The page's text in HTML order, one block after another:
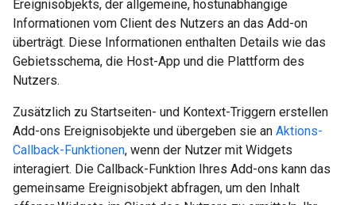
Ereignisobjekts, der allgemeine, hostunabhängige
Informationen vom Client des Nutzers an das Add-on
überträgt. Diese Informationen enthalten Details wie das
Gebietsschema, die Host-App und die Plattform des
Nutzers.
Zusätzlich zu Startseiten- und Kontext-Triggern erstellen
Add-ons Ereignisobjekte und übergeben sie an Aktions-
Callback-Funktionen, wenn der Nutzer mit Widgets
interagiert. Die Callback-Funktion Ihres Add-ons kann das
gemeinsame Ereignisobjekt abfragen, um den Inhalt